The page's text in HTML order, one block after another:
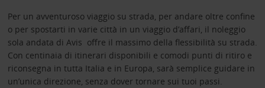
Per un avventuroso viaggio su strada, per andare oltre confine
o per spostarti in varie città in un viaggio d’affari, il noleggio
sola andata di Avis offre il massimo della flessibilità su strada.
Con centinaia di itinerari disponibili e comodi punti di ritiro e
riconsegna in tutta Italia e in Europa, sarà semplice guidare in
un’unica direzione, senza dover tornare sui tuoi passi.